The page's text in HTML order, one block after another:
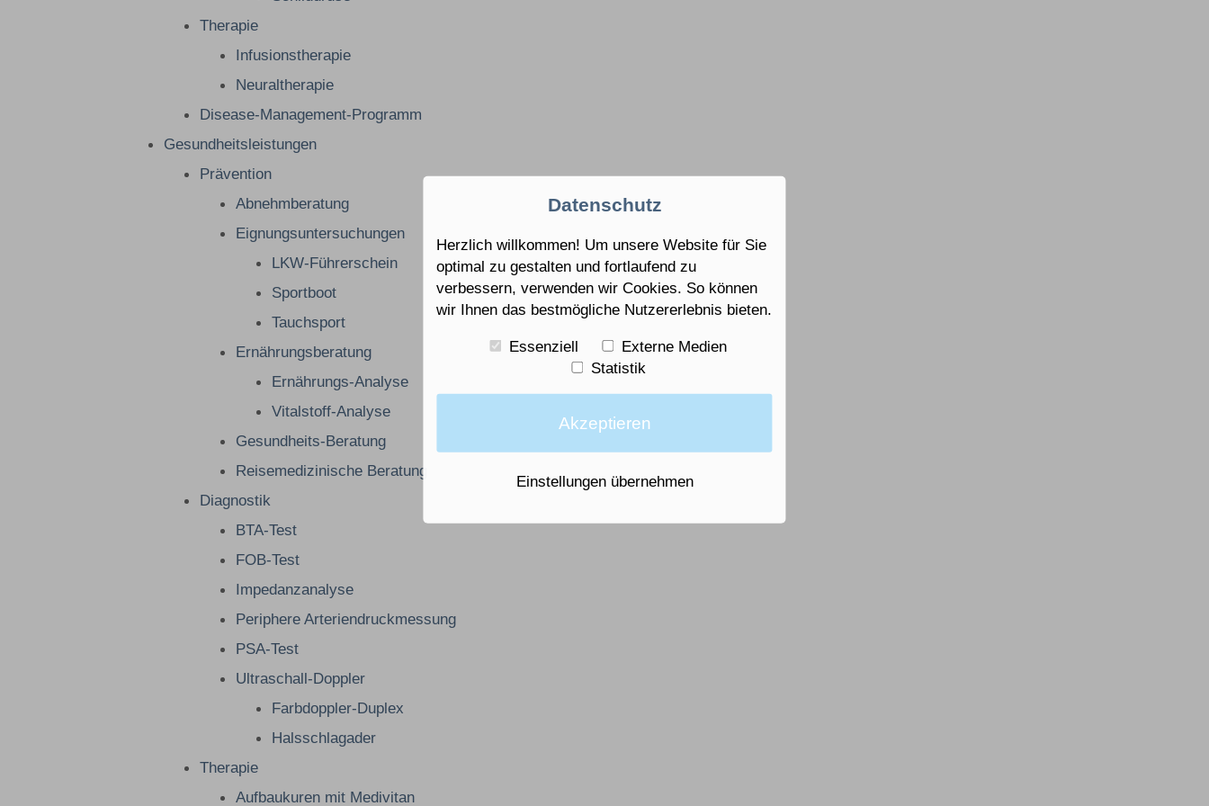
Therapie
Infusionstherapie
Neuraltherapie
Disease-Management-Programm
Gesundheitsleistungen
Prävention
Abnehmberatung
Eignungsuntersuchungen
LKW-Führerschein
Sportboot
Tauchsport
Ernährungsberatung
Ernährungs-Analyse
Vitalstoff-Analyse
Gesundheits-Beratung
Reisemedizinische Beratung
Diagnostik
BTA-Test
FOB-Test
Impedanzanalyse
Periphere Arteriendruckmessung
PSA-Test
Ultraschall-Doppler
Farbdoppler-Duplex
Halsschlagader
Therapie
Aufbaukuren mit Medivitan
Datenschutz
Herzlich willkommen! Um unsere Website für Sie
optimal zu gestalten und fortlaufend zu
verbessern, verwenden wir Cookies. So können
wir Ihnen das bestmögliche Nutzererlebnis bieten.
Essenziell
Externe Medien
Statistik
Akzeptieren
Einstellungen übernehmen